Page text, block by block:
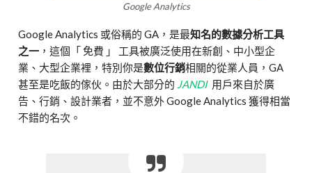
Google Analytics
Google Analytics 或俗稱的 GA，是最知名的數據分析工具
之一 ，這個「 免費 」 工具被廣泛使用在新創、中小型企
業、大型企業裡，特別你是數位行銷相關的從業人員，GA
甚至是吃飯的傢伙。由於大部分的 JANDI用戶來自於廣
告、行銷、設計業者，並不意外 Google Analytics 獲得相當
不錯的名次。